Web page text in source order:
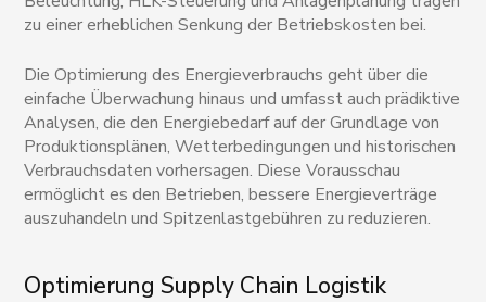
zu einer erheblichen Senkung der Betriebskosten bei.
Die Optimierung des Energieverbrauchs geht über die
einfache Überwachung hinaus und umfasst auch prädiktive
Analysen, die den Energiebedarf auf der Grundlage von
Produktionsplänen, Wetterbedingungen und historischen
Verbrauchsdaten vorhersagen. Diese Vorausschau
ermöglicht es den Betrieben, bessere Energieverträge
auszuhandeln und Spitzenlastgebühren zu reduzieren.
Optimierung Supply Chain Logistik